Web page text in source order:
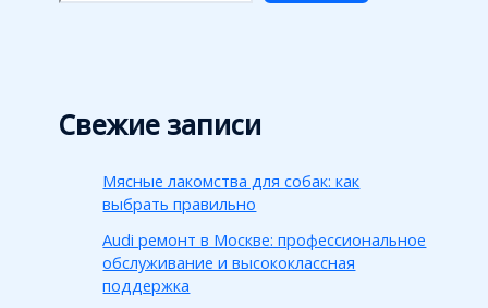
Свежие записи
Мясные лакомства для собак: как
выбрать правильно
Audi ремонт в Москве: профессиональное
обслуживание и высококлассная
поддержка